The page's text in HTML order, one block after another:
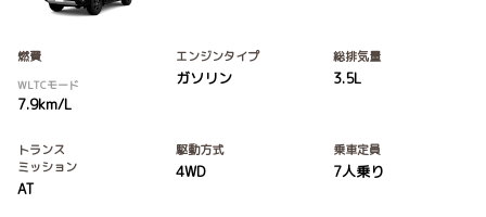
燃費
WLTCモード
7.9km/L
エンジンタイプ
ガソリン
総排気量
3.5L
トランス
ミッション
AT
駆動方式
4WD
乗車定員
7人乗り